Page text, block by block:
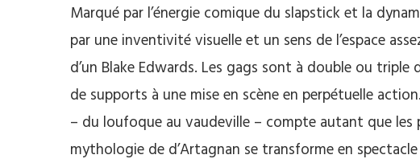
Marqué par l’énergie comique du slapstick et la
par une inventivité visuelle et un sens de l’espace
d’un Blake Edwards. Les gags sont à double ou
de supports à une mise en scène en perpétuelle
– du loufoque au vaudeville – compte autant que les
mythologie de d’Artagnan se transforme en